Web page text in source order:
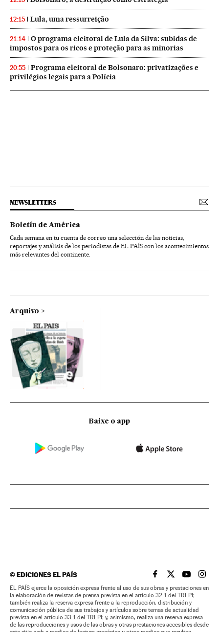
12:15 Lula, uma ressurreição
21:14
O programa eleitoral de Lula da Silva: subidas de
impostos para os ricos e proteção para as minorias
20:55
Programa eleitoral de Bolsonaro: privatizações e
privilégios legais para a Polícia
NEWSLETTERS
Boletín de América
Cada semana en tu cuenta de correo una selección de las noticias,
reportajes y análisis de los periodistas de EL PAÍS con los acontecimientos
más relevantes del continente.
Arquivo
Baixe o app
©EDICIONES EL PAÍS EL PAÍS BRASIL EN
EL PAÍSEL PAÍS
EL
EL PAÍS ejerce la oposición expresa frente al uso de sus obras y prestaciones en
la elaboración de revistas de prensa prevista en el artículo 32.1 del TRLPI;
también realiza la reserva expresa frente a la reproducción, distribución y
comunicación pública de sus trabajos y artículos sobre temas de actualidad
prevista en el artículo 33.1 del TRLPI; y, asimismo, realiza una reserva expresa
de las reproducciones y usos de las obras y otras prestaciones accesibles desde